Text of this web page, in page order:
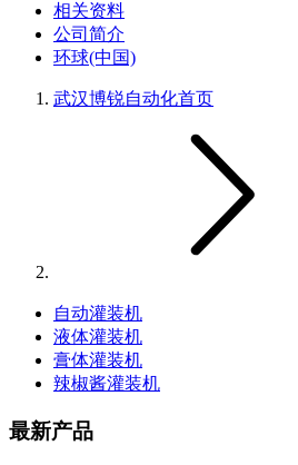
相关资料
公司简介
环球(中国)
武汉博锐自动化首页
自动灌装机
液体灌装机
膏体灌装机
辣椒酱灌装机
最新产品